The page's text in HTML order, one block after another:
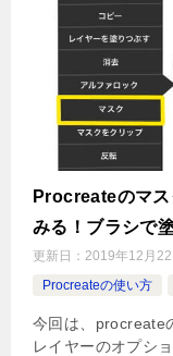
Procreateのマ
みる！ブラシで
更新日： 2019年12月22
Procreateの使い方
今回は、procreate
レイヤーのオプシ